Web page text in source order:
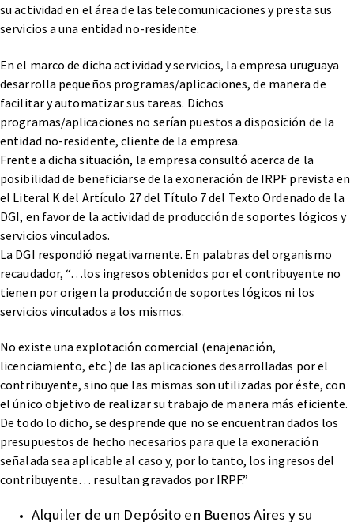
su actividad en el área de las telecomunicaciones y presta sus
servicios a una entidad no-residente.
En el marco de dicha actividad y servicios, la empresa uruguaya
desarrolla pequeños programas/aplicaciones, de manera de
facilitar y automatizar sus tareas. Dichos
programas/aplicaciones no serían puestos a disposición de la
entidad no-residente, cliente de la empresa.
Frente a dicha situación, la empresa consultó acerca de la
posibilidad de beneficiarse de la exoneración de IRPF prevista en
el Literal K del Artículo 27 del Título 7 del Texto Ordenado de la
DGI, en favor de la actividad de producción de soportes lógicos y
servicios vinculados.
La DGI respondió negativamente. En palabras del organismo
recaudador, “…los ingresos obtenidos por el contribuyente no
tienen por origen la producción de soportes lógicos ni los
servicios vinculados a los mismos.
No existe una explotación comercial (enajenación,
licenciamiento, etc.) de las aplicaciones desarrolladas por el
contribuyente, sino que las mismas son utilizadas por éste, con
el único objetivo de realizar su trabajo de manera más eficiente.
De todo lo dicho, se desprende que no se encuentran dados los
presupuestos de hecho necesarios para que la exoneración
señalada sea aplicable al caso y, por lo tanto, los ingresos del
contribuyente… resultan gravados por IRPF.”
Alquiler de un Depósito en Buenos Aires y su